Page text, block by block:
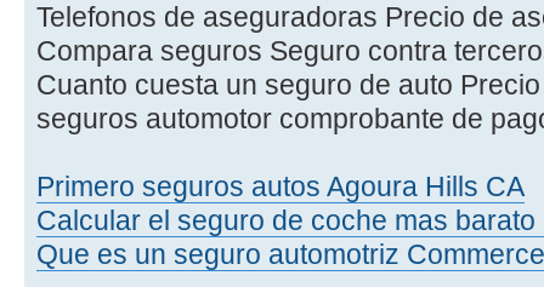
Telefonos de aseguradoras Precio de
Compara seguros Seguro contra
Cuanto cuesta un seguro de auto
seguros automotor comprobante de
Primero seguros autos Agoura Hills CA
Calcular el seguro de coche mas
Que es un seguro automotriz